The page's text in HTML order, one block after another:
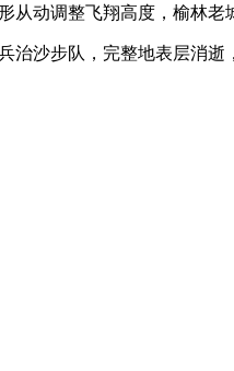
动调整飞翔高度，榆林
步队，完整地表层消逝